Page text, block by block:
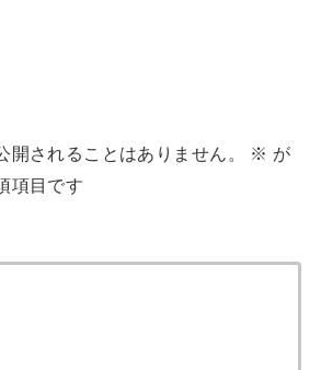
開されることはありません。 ※ が
項目です